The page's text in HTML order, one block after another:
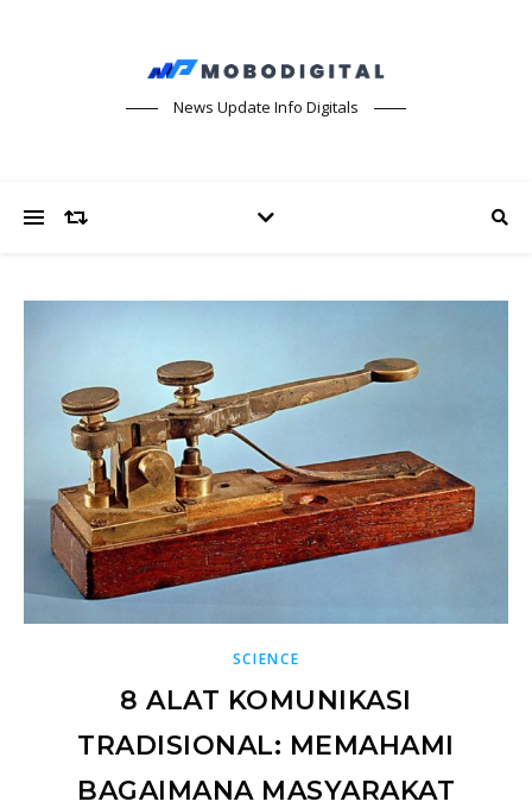
News Update Info Digitals
SCIENCE
8 ALAT KOMUNIKASI
TRADISIONAL: MEMAHAMI
BAGAIMANA MASYARAKAT